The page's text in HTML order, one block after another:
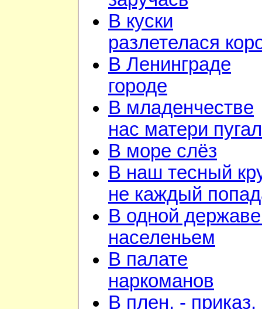
В куски
разлетелася
В Ленинграде
городе
В младенчестве
нас матери
В море слёз
В наш тесный
не каждый
В одной
населеньем
В палате
наркоманов
В плен, - приказ,